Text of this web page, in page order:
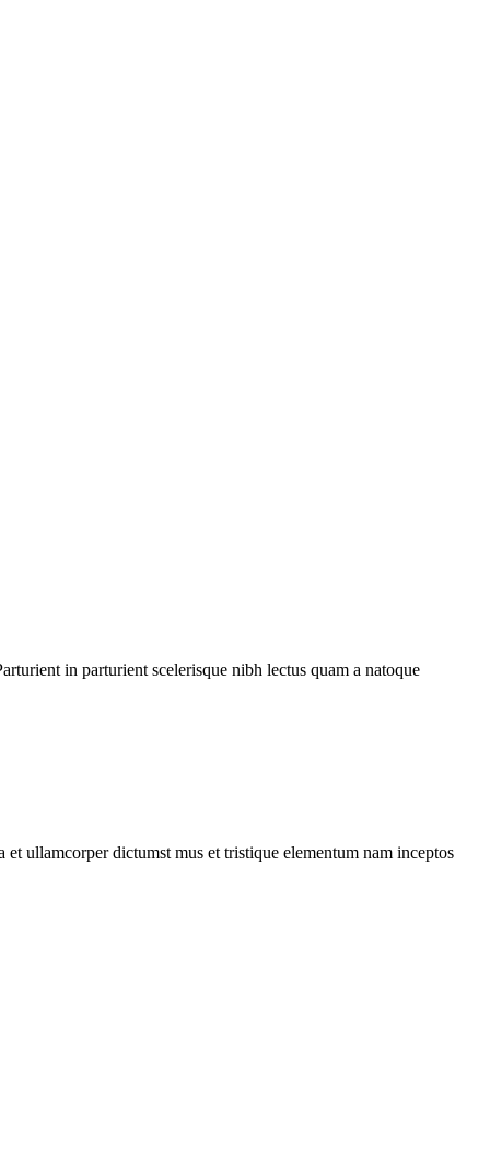
in parturient scelerisque nibh lectus quam a natoque
ullamcorper dictumst mus et tristique elementum nam inceptos